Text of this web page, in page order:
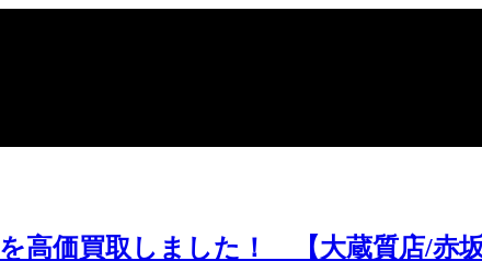
ントや高額買取のコツをお知らせします。
高価買取しました！ 【大蔵質店/赤